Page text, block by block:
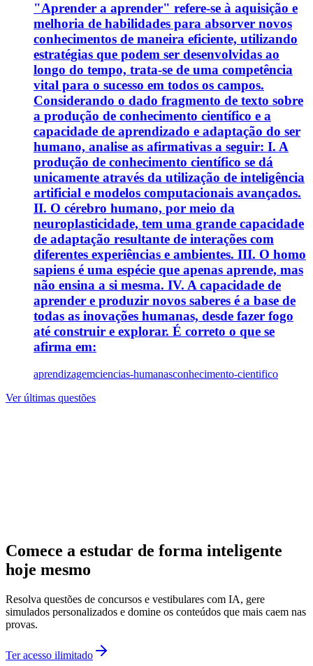
"Aprender a aprender" refere-se à aquisição e
melhoria de habilidades para absorver novos
conhecimentos de maneira eficiente, utilizando
estratégias que podem ser desenvolvidas ao
longo do tempo, trata-se de uma competência
vital para o sucesso em todos os campos.
Considerando o dado fragmento de texto sobre
a produção de conhecimento científico e a
capacidade de aprendizado e adaptação do ser
humano, analise as afirmativas a seguir: I. A
produção de conhecimento científico se dá
unicamente através da utilização de inteligência
artificial e modelos computacionais avançados.
II. O cérebro humano, por meio da
neuroplasticidade, tem uma grande capacidade
de adaptação resultante de interações com
diferentes experiências e ambientes. III. O homo
sapiens é uma espécie que apenas aprende, mas
não ensina a si mesma. IV. A capacidade de
aprender e produzir novos saberes é a base de
todas as inovações humanas, desde fazer fogo
até construir e explorar. É correto o que se
afirma em:
aprendizagemciencias-humanasconhecimento-cientifico
Ver últimas questões
Comece a estudar de forma inteligente
hoje mesmo
Resolva questões de concursos e vestibulares com IA, gere
simulados personalizados e domine os conteúdos que mais caem nas
provas.
Ter acesso ilimitado